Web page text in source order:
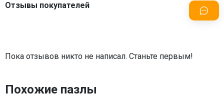
Отзывы покупателей
Пока отзывов никто не написал. Станьте первым!
Похожие пазлы